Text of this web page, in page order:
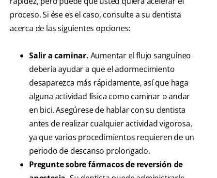
proceso. Si ése es el caso, consulte a su dentista
acerca de las siguientes opciones:
Salir a caminar. Aumentar el flujo sanguíneo
debería ayudar a que el adormecimiento
desaparezca más rápidamente, así que haga
alguna actividad física como caminar o andar
en bici. Asegúrese de hablar con su dentista
antes de realizar cualquier actividad vigorosa,
ya que varios procedimientos requieren de un
periodo de descanso prolongado.
Pregunte sobre fármacos de reversión de